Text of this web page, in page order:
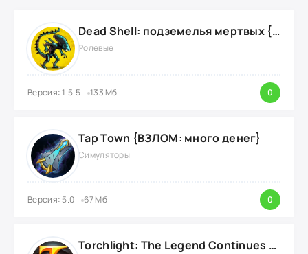
Dead Shell: подземелья мертвых {ВЗЛОМ: на деньги}
Ролевые
Версия: 1.5.5 133 Мб 0
Tap Town {ВЗЛОМ: много денег}
Симуляторы
Версия: 5.0 67 Мб 0
Torchlight: The Legend Continues {ВЗЛОМ: Режим Бога}